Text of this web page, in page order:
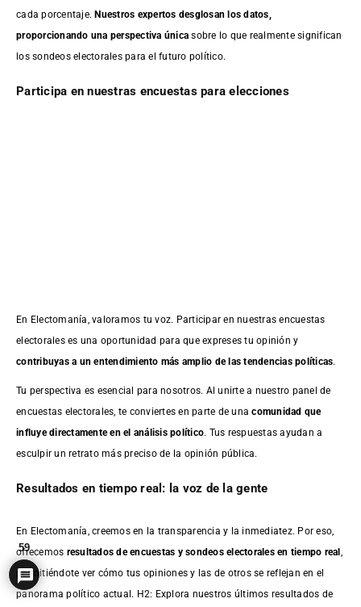
cada porcentaje.Nuestros expertos desglosan los datos,
proporcionando una perspectiva única sobre lo que realmente significan
los sondeos electorales para el futuro político.
Participa en nuestras encuestas para elecciones
En Electomanía, valoramos tu voz. Participar en nuestras encuestas
electorales es una oportunidad para que expreses tu opinión y
contribuyas a un entendimiento más amplio de las tendencias políticas.
Tu perspectiva es esencial para nosotros. Al unirte a nuestro panel de
encuestas electorales, te conviertes en parte de unacomunidad que
influye directamente en el análisis político. Tus respuestas ayudan a
esculpir un retrato más preciso de la opinión pública.
Resultados en tiempo real: la voz de la gente
En Electomanía, creemos en la transparencia y la inmediatez. Por eso,
ofrecemos resultados deencuestas y sondeos electorales en tiempo real
permitiéndote ver cómo tus opiniones y las de otros se reflejan en el
panorama político actual. H2: Explora nuestros últimos resultados de
59